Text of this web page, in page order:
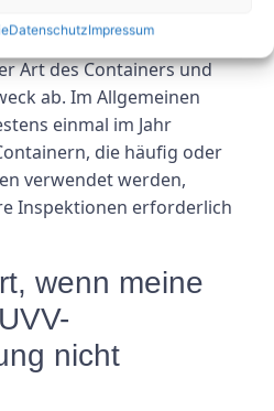
DatenschutzImpressum
Containerprüfung-
Art des Containers und
ab. Im Allgemeinen
einmal im Jahr
die häufig oder
verwendet werden,
Inspektionen erforderlich
wenn meine
nicht